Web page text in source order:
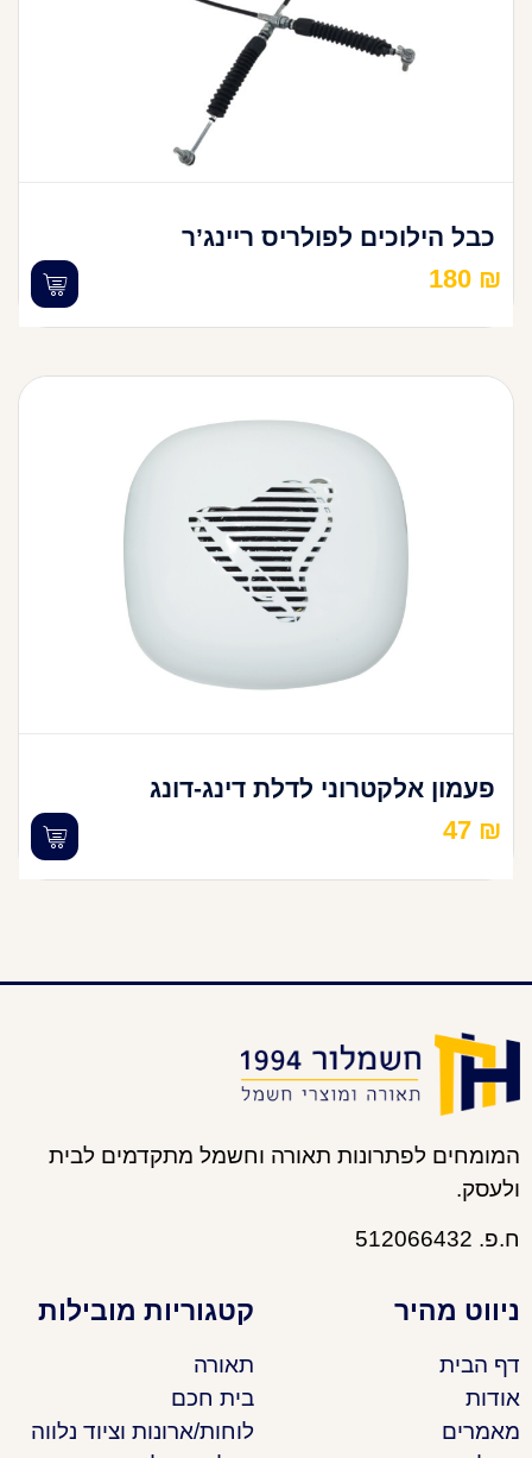
כבל הילוכים לפולריס ריינג’ר
180 ₪
פעמון אלקטרוני לדלת דינג-דונג
47 ₪
המומחים לפתרונות תאורה וחשמל מתקדמים לבית
ולעסק.
ח.פ. 512066432
ניווט מהיר
דף הבית
אודות
מאמרים
קטגוריות מובילות
תאורה
בית חכם
לוחות/ארונות וציוד נלווה